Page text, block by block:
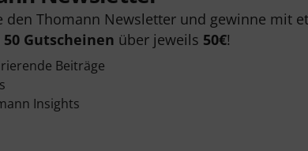
den Thomann Newsletter und gewinne mit
50 Gutscheinen über jeweils 50€!
Beiträge
Insights